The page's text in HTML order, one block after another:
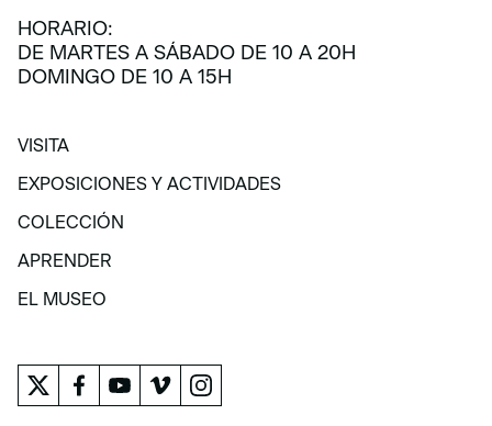
HORARIO:
DE MARTES A SÁBADO DE 10 A 20H
DOMINGO DE 10 A 15H
VISITA
EXPOSICIONES Y ACTIVIDADES
EXPOSICIONES Y ACTIVIDADES
COLECCIÓN
APRENDER
EL MUSEO